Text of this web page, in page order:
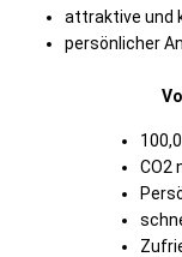
attraktive und
persönlicher
CO2